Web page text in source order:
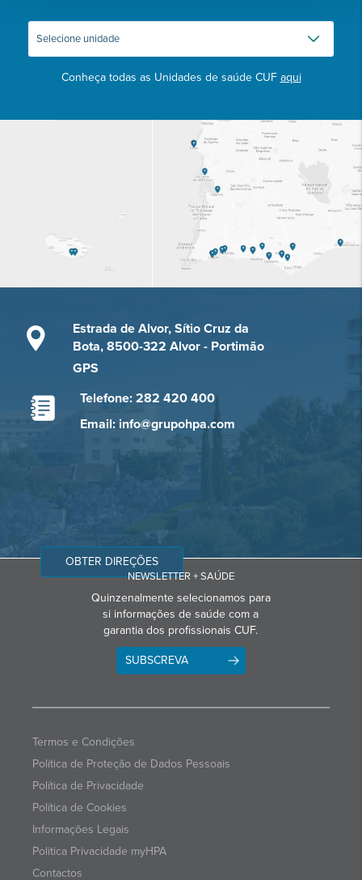
Conheça todas as Unidades de saúde CUF aqui
Estrada de Alvor, Sítio Cruz da
Bota, 8500-322 Alvor - Portimão
GPS
Telefone: 282 420 400
Email: info@grupohpa.com
OBTER DIREÇÕES
NEWSLETTER + SAÚDE
Quinzenalmente selecionamos para
si informações de saúde com a
garantia dos profissionais CUF.
SUBSCREVA
Termos e Condições
Política de Proteção de Dados Pessoais
Política de Privacidade
Política de Cookies
Informações Legais
Politica Privacidade myHPA
Contactos